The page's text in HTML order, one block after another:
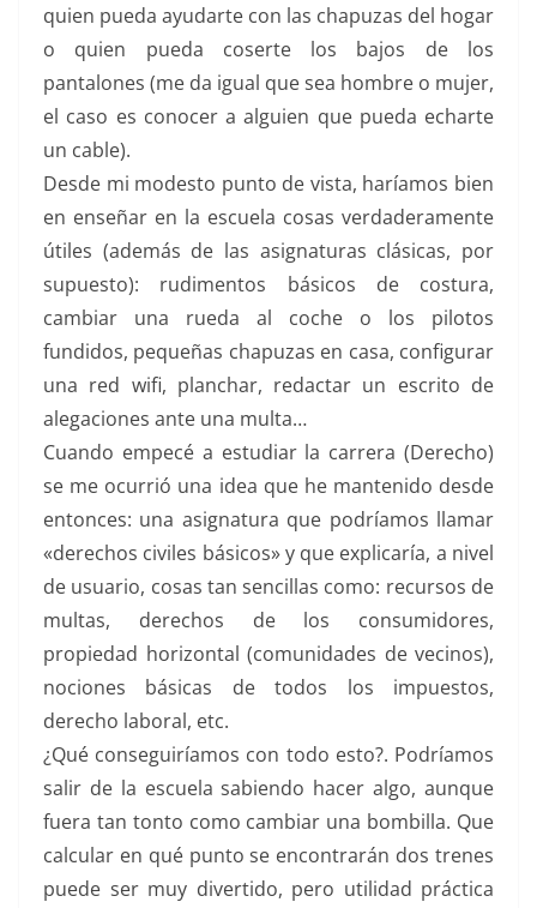
quien pueda ayudarte con las chapuzas del hogar
o quien pueda coserte los bajos de los
pantalones (me da igual que sea hombre o mujer,
el caso es conocer a alguien que pueda echarte
un cable).
Desde mi modesto punto de vista, haríamos bien
en enseñar en la escuela cosas verdaderamente
útiles (además de las asignaturas clásicas, por
supuesto): rudimentos básicos de costura,
cambiar una rueda al coche o los pilotos
fundidos, pequeñas chapuzas en casa, configurar
una red wifi, planchar, redactar un escrito de
alegaciones ante una multa…
Cuando empecé a estudiar la carrera (Derecho)
se me ocurrió una idea que he mantenido desde
entonces: una asignatura que podríamos llamar
«derechos civiles básicos» y que explicaría, a nivel
de usuario, cosas tan sencillas como: recursos de
multas, derechos de los consumidores,
propiedad horizontal (comunidades de vecinos),
nociones básicas de todos los impuestos,
derecho laboral, etc.
¿Qué conseguiríamos con todo esto?. Podríamos
salir de la escuela sabiendo hacer algo, aunque
fuera tan tonto como cambiar una bombilla. Que
calcular en qué punto se encontrarán dos trenes
puede ser muy divertido, pero utilidad práctica